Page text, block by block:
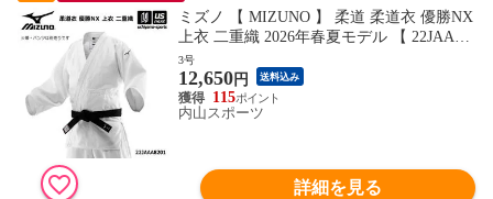
ミズノ 【 MIZUNO 】 柔道 柔道衣 優勝NX
上衣 二重織 2026年春夏モデル 【 22JAAA8
201 柔道着 帯別売り 練習 トレーニング 部
活動 中学生 高校生 学生 】【翌日配達対
象】[自社]
3号
12,650円 送料込み
115
内山スポーツ
詳細を見る